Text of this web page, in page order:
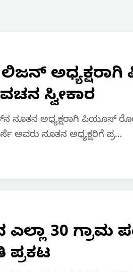
ಸ್ವೀಕಾರ
ನೂತನ ಅಧ್ಯಕ್ಷರಾಗಿ ಪಿಯೂಸ್
ಅವರು ನೂತನ ಅಧ್ಯಕ್ಷರಿಗೆ ಪ್ರ…
30 ಗ್ರಾಮ
ಪ್ರಕಟ